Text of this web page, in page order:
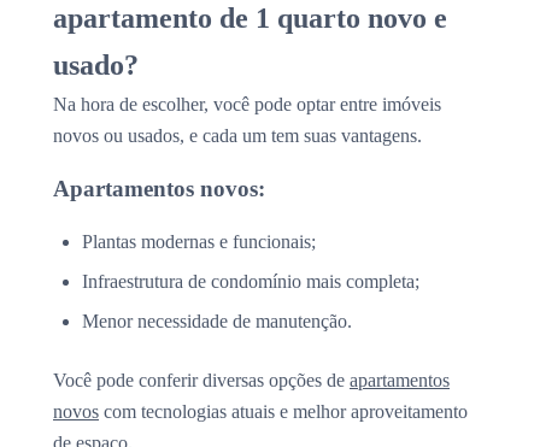
apartamento de 1 quarto novo e
usado?
Na hora de escolher, você pode optar entre imóveis
novos ou usados, e cada um tem suas vantagens.
Apartamentos novos:
Plantas modernas e funcionais;
Infraestrutura de condomínio mais completa;
Menor necessidade de manutenção.
Você pode conferir diversas opções de apartamentos
novos com tecnologias atuais e melhor aproveitamento
de espaço.